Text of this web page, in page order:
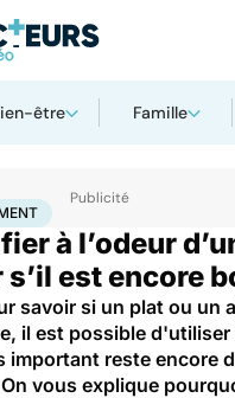
être Famille
aliment
à l’odeur
est encore
savoir si un plat ou un
il est possible
important reste encore
vous explique